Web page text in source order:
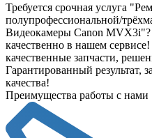
Требуется срочная услуга
полупрофессиональной/
Видеокамеры Canon
качественно в нашем
качественные запчасти,
Гарантированный результат,
качества!
Преимущества работы с нами